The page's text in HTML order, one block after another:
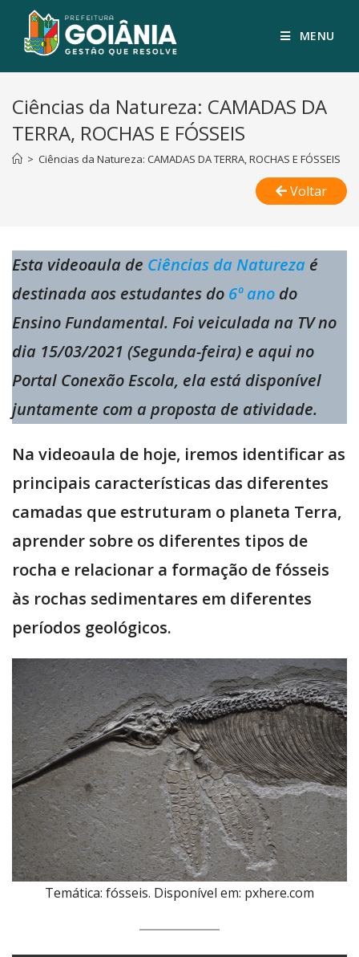
MENU
Ciências da Natureza: CAMADAS DA
TERRA, ROCHAS E FÓSSEIS
> Ciências da Natureza: CAMADAS DA TERRA, ROCHAS E FÓSSEIS
Voltar
Esta videoaula de Ciências da Natureza é
destinada aos estudantes do 6º ano do
Ensino Fundamental. Foi veiculada na TV no
dia 15/03/2021 (Segunda-feira) e aqui no
Portal Conexão Escola, ela está disponível
juntamente com a proposta de atividade.
Na videoaula de hoje, iremos identificar as
principais características das diferentes
camadas que estruturam o planeta Terra,
aprender sobre os diferentes tipos de
rocha e relacionar a formação de fósseis
às rochas sedimentares em diferentes
períodos geológicos.
Temática: fósseis. Disponível em: pxhere.com